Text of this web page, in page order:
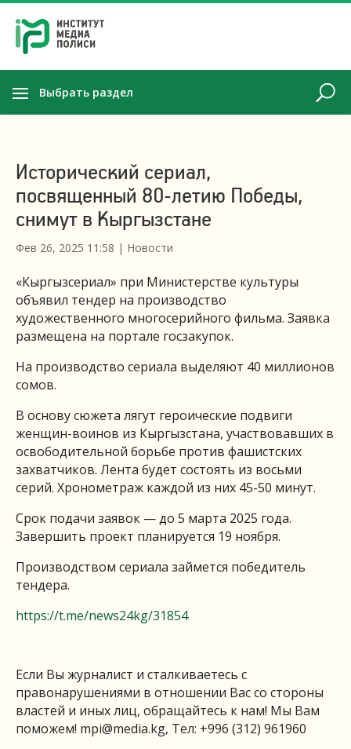
Выбрать раздел
Исторический сериал,
посвященный 80-летию Победы,
снимут в Кыргызстане
Фев 26, 2025 11:58 | Новости
«Кыргызсериал» при Министерстве культуры
объявил тендер на производство
художественного многосерийного фильма. Заявка
размещена на портале госзакупок.
На производство сериала выделяют 40 миллионов
сомов.
В основу сюжета лягут героические подвиги
женщин-воинов из Кыргызстана, участвовавших в
освободительной борьбе против фашистских
захватчиков. Лента будет состоять из восьми
серий. Хронометраж каждой из них 45-50 минут.
Срок подачи заявок — до 5 марта 2025 года.
Завершить проект планируется 19 ноября.
Производством сериала займется победитель
тендера.
https://t.me/news24kg/31854
Если Вы журналист и сталкиваетесь с
правонарушениями в отношении Вас со стороны
властей и иных лиц, обращайтесь к нам! Мы Вам
поможем! mpi@media.kg, Тел: +996 (312) 961960